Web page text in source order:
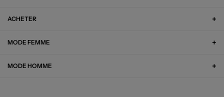
ACHETER
MODE FEMME
MODE HOMME